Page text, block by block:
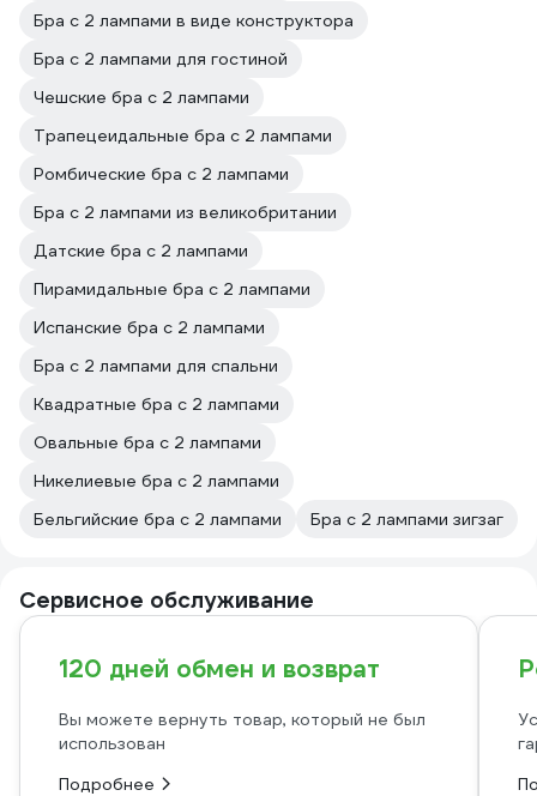
Бра с 2 лампами в виде конструктора
Бра с 2 лампами для гостиной
Чешские бра с 2 лампами
Трапецеидальные бра с 2 лампами
Ромбические бра с 2 лампами
Бра с 2 лампами из великобритании
Датские бра с 2 лампами
Пирамидальные бра с 2 лампами
Испанские бра с 2 лампами
Бра с 2 лампами для спальни
Квадратные бра с 2 лампами
Овальные бра с 2 лампами
Никелиевые бра с 2 лампами
Бельгийские бра с 2 лампами
Бра с 2 лампами зигзаг
Сервисное обслуживание
120 дней обмен и возврат
Вы можете вернуть товар, который не был
использован
Подробнее